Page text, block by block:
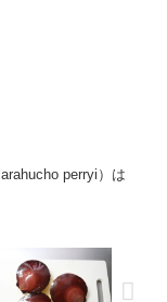
perryi）は